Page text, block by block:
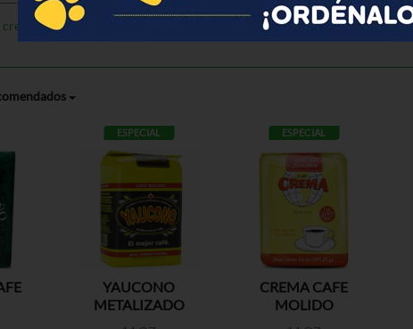
crear listas
ESPECIAL
YAUCONO
METALIZADO
ESPECIAL
CREMA CAFE
MOLIDO